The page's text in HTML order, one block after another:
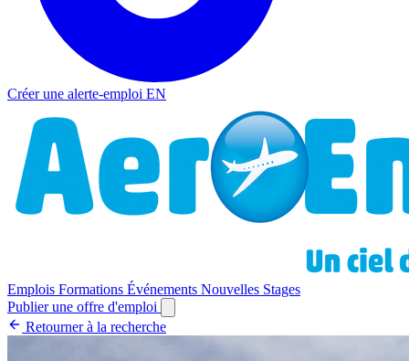
Créer une alerte-emploi EN
Emplois Formations Événements Nouvelles Stages
Publier une offre d'emploi
Retourner à la recherche